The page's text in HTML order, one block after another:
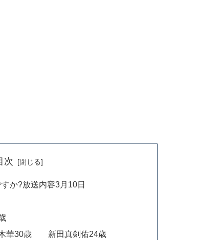
次
か?放送内容3月10日
華30歳 新田真剣佑24歳